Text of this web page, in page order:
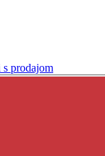
s prodajom